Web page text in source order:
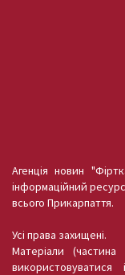
Агенція новин
інформаційний
всього Прикарпаття.
Усі права захищені.
Матеріали (частина